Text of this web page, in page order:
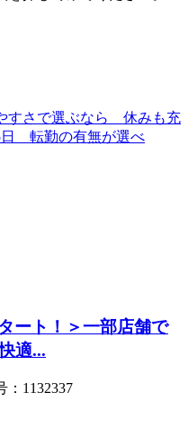
ート！＞一部店舗で
適...
1132337